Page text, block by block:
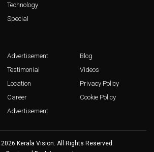
Technology
Special
Advertisement
Testimonial
Location
Career
Advertisement
Blog
Videos
Privacy Policy
Cookie Policy
Kerala Vision. All Rights Reserved.